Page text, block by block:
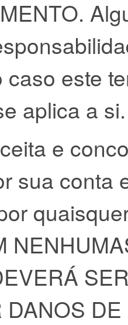
este
aplica a si.
e
sua conta